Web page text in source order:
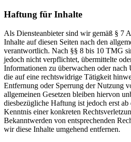
Haftung für Inhalte
Als Diensteanbieter sind wir gemäß § 7
Inhalte auf diesen Seiten nach den
verantwortlich. Nach §§ 8 bis 10 TMG
jedoch nicht verpflichtet, übermittelte
Informationen zu überwachen oder nach
die auf eine rechtswidrige Tätigkeit
Entfernung oder Sperrung der Nutzung
allgemeinen Gesetzen bleiben hiervon
diesbezügliche Haftung ist jedoch erst
Kenntnis einer konkreten
Bekanntwerden von entsprechenden
wir diese Inhalte umgehend entfernen.